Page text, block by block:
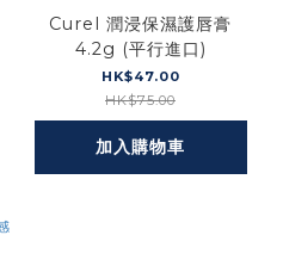
Curel 潤浸保濕護唇膏
4.2g (平行進口)
HK$47.00
HK$75.00
加入購物車